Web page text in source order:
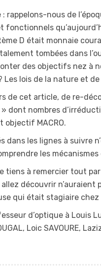
rappelons-nous de
fonctionnels
D était monnaie
tombées dans
des objectifs nez à
Les lois de la nature et
de cet article, de re-
dont nombres
objectif MACRO.
les lignes à suivre
les
tiens à remercier tout
découvrir
qui était stagiaire
d’optique à
Loic SAVOURE,